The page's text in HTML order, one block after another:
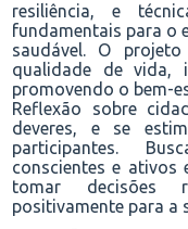
resiliência, e
fundamentais para o
saudável. O
qualidade de vida,
promovendo o bem-
Reflexão sobre
deveres, e se
participantes.
conscientes e ativos
tomar decisões
positivamente para a